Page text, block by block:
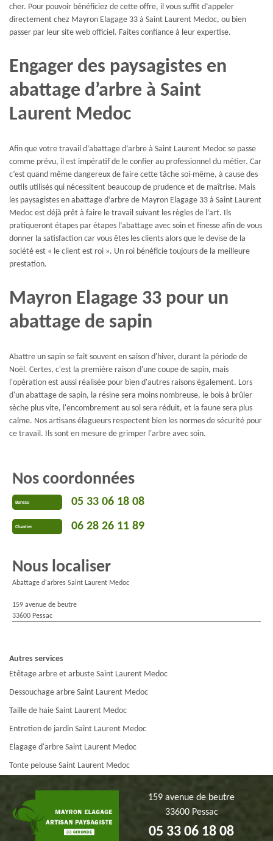
cher. Pour pouvoir bénéficiez de cette offre, il vous suffit d’appeler
directement chez Mayron Elagage 33 à Saint Laurent Medoc, ou bien
passer par leur site web officiel. Faites confiance à leur expertise.
Engager des paysagistes en
abattage d’arbre à Saint
Laurent Medoc
Afin que votre travail d’abattage d’arbre à Saint Laurent Medoc se passe
comme prévu, il est impératif de le confier au professionnel du métier. Car
c’est quand même dangereux de faire cette tâche soi-même, à cause des
outils utilisés qui nécessitent beaucoup de prudence et de maîtrise. Mais
les paysagistes en abattage d’arbre de Mayron Elagage 33 à Saint Laurent
Medoc est déjà prêt à faire le travail suivant les règles de l’art. Ils
pratiqueront étapes par étapes l’abattage avec soin et finesse afin de vous
donner la satisfaction car vous êtes les clients alors que le devise de la
société est « le client est roi ». Un roi bénéficie toujours de la meilleure
prestation.
Mayron Elagage 33 pour un
abattage de sapin
Abattre un sapin se fait souvent en saison d'hiver, durant la période de
Noël. Certes, c'est la première raison d'une coupe de sapin, mais
l'opération est aussi réalisée pour bien d'autres raisons également. Lors
d'un abattage de sapin, la résine sera moins nombreuse, le bois à brûler
sèche plus vite, l'encombrement au sol sera réduit, et la faune sera plus
calme. Nos artisans élagueurs respectent bien les normes de sécurité pour
ce travail. Ils sont en mesure de grimper l'arbre avec soin.
Nos coordonnées
Bureau 05 33 06 18 08
Chantier 06 28 26 11 89
Nous localiser
Abattage d'arbres Saint Laurent Medoc
159 avenue de beutre
33600 Pessac
Autres services
Etêtage arbre et arbuste Saint Laurent Medoc
Dessouchage arbre Saint Laurent Medoc
Taille de haie Saint Laurent Medoc
Entretien de jardin Saint Laurent Medoc
Elagage d'arbre Saint Laurent Medoc
Tonte pelouse Saint Laurent Medoc
159 avenue de beutre
33600 Pessac
05 33 06 18 08